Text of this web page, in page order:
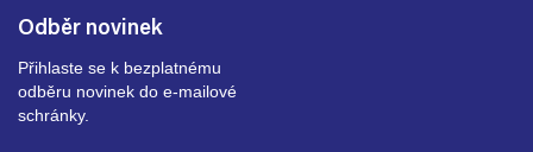
Odběr novinek
Přihlaste se k bezplatnému
odběru novinek do e-mailové
schránky.